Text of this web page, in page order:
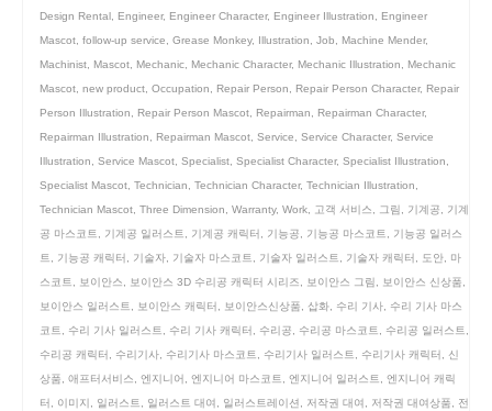
Design Rental
Engineer, Engineer Character, Engineer Illustration
Engineer
Mascot follow-up service Grease Monkey, Illustration Job Machine Mender,
Machinist
Mascot Mechanic Mechanic Character, Mechanic Illustration
Mechanic
Mascot new product Occupation Repair Person Repair Person Character, Repair
Person Illustration
Repair Person Mascot Repairman Repairman Character,
Repairman Illustration
Repairman Mascot Service Service Character, Service
Illustration
Service Mascot Specialist Specialist Character, Specialist Illustration
Specialist Mascot Technician Technician Character, Technician Illustration
Technician Mascot Three Dimension Warranty, Work 고객 서비스 그림 기계공
기계
공 마스코트
기계공 일러스트 기계공 캐릭터 기능공 기능공 마스코트
기능공 일러스
트
기능공 캐릭터 기술자 기술자 마스코트 기술자 일러스트 기술자 캐릭터 도안
마
스코트
보이안스 보이안스 3D 수리공 캐릭터 시리즈 보이안스 그림 보이안스 신상품
보이안스 일러스트
보이안스 캐릭터 보이안스신상품 삽화 수리 기사
수리 기사 마스
코트
수리 기사 일러스트 수리 기사 캐릭터 수리공 수리공 마스코트 수리공 일러스트
수리공 캐릭터
수리기사 수리기사 마스코트 수리기사 일러스트 수리기사 캐릭터
신
상품
애프터서비스 엔지니어 엔지니어 마스코트 엔지니어 일러스트
엔지니어 캐릭
터
이미지 일러스트 일러스트 대여 일러스트레이션 저작권 대여 저작권 대여상품
전